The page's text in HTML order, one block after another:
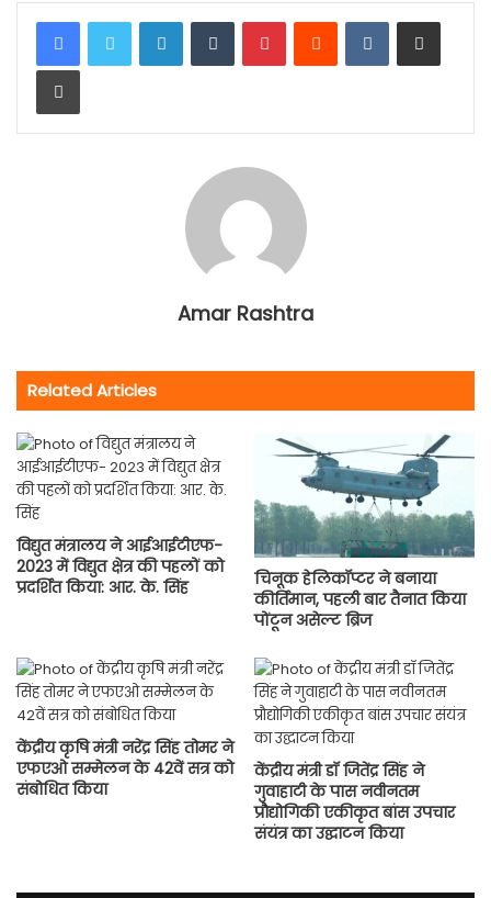
LinkedInTumblrPinterestReddit VKontakteShare via Email
Print
Amar Rashtra
Related Articles
विद्युत मंत्रालय ने आईआईटीएफ-
2023 में विद्युत क्षेत्र की पहलों को
प्रदर्शित किया: आर. के. सिंह
चिनूक हेलिकॉप्टर ने बनाया
कीर्तिमान, पहली बार तैनात किया
पोंटून असेल्ट ब्रिज
केंद्रीय कृषि मंत्री नरेंद्र सिंह तोमर ने
एफएओ सम्मेलन के 42वें सत्र को
संबोधित किया
केंद्रीय मंत्री डॉ जितेंद्र सिंह ने
गुवाहाटी के पास नवीनतम
प्रौद्योगिकी एकीकृत बांस उपचार
संयंत्र का उद्घाटन किया